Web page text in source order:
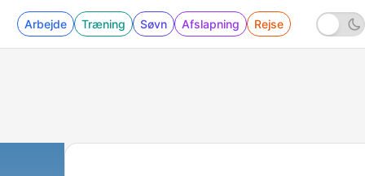
Arbejde Træning Søvn Afslapning Rejse